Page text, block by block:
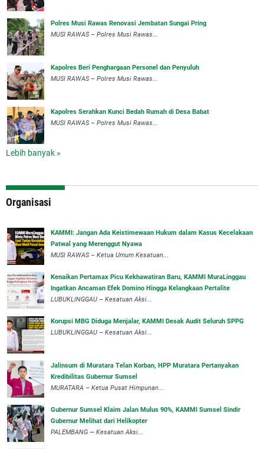
Polres Musi Rawas Renovasi Jembatan Sungai Pring
MUSI RAWAS – Polres Musi Rawas...
Kapolres Beri Penghargaan Personel dan Penyuluh
MUSI RAWAS – Polres Musi Rawas...
Kapolres Serahkan Kunci Bedah Rumah di Desa Babat
MUSI RAWAS – Polres Musi Rawas...
Lebih banyak »
Organisasi
‎KAMMI: Jangan Ada Keistimewaan Hukum dalam Kasus Kecelakaan
Patwal yang Merenggut Nyawa
‎MUSI RAWAS – Ketua Umum Kesatuan...
‎Kenaikan Pertamax Picu Kekhawatiran Baru, KAMMI MuraLinggau
Ingatkan Ancaman Efek Domino Hingga Kelangkaan Pertalite
‎LUBUKLINGGAU – Kesatuan Aksi...
Korupsi MBG Diduga Menjalar, KAMMI Desak Audit Seluruh SPPG
‎LUBUKLINGGAU – Kesatuan Aksi...
‎Jalinsum di Muratara Telan Korban, HPP Muratara Pertanyakan
Kredibilitas Gubernur Sumsel
MURATARA – Ketua Pusat Himpunan...
‎Gubernur Sumsel Klaim Jalan Mulus 90%, KAMMI Sumsel Sindir
Gubernur Melihat dari Helikopter
‎PALEMBANG — Kesatuan Aksi...